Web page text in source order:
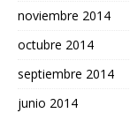
noviembre 2014
octubre 2014
septiembre 2014
junio 2014